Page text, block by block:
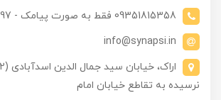
09351815358 فقط به صورت پیامک - 08632241297
info@synapsi.in
نرسیده به تقاطع خیابان امام